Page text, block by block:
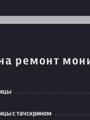
ремонт
с тачскрином